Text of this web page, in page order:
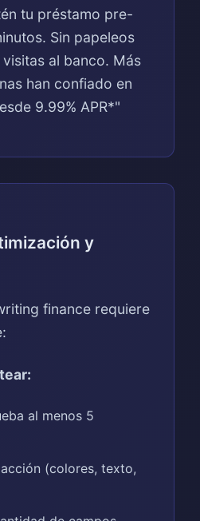
tu préstamo pre-
Sin papeleos
al banco. Más
han confiado en
9.99% APR*"
y
finance requiere
al menos 5
(colores, texto,